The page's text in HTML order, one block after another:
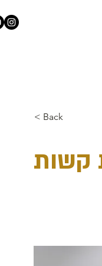
< Back
קשות